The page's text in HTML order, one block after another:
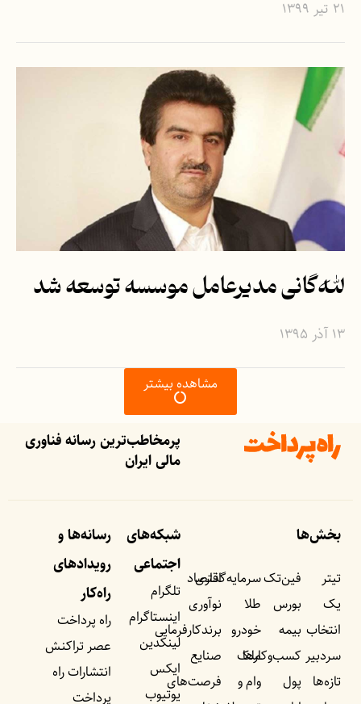
۲۱ تیر ۱۳۹۹
لله‌گانی مدیرعامل موسسه توسعه شد
۱۳ آذر ۱۳۹۵
مشاهده بیشتر
پرمخاطب‌ترین رسانه فناوری
مالی ایران
بخش‌ها
تیتر
یک
انتخاب
سردبیر
تازه‌ها
فین‌تک
بورس
بیمه
کسب‌وکار‌ها
پول
سرمایه‌گذاری
طلا
خودرو
ملک
وام و
اقتصاد
نوآوری
برندکارفرمایی
صنایع
فرصت‌های
شبکه‌های
اجتماعی
تلگرام
اینستاگرام
لینکدین
ایکس
یوتیوب
رسانه‌ها و
رویداد‌های
راه‌کار
راه پرداخت
عصر تراکنش
انتشارات راه
پرداخت